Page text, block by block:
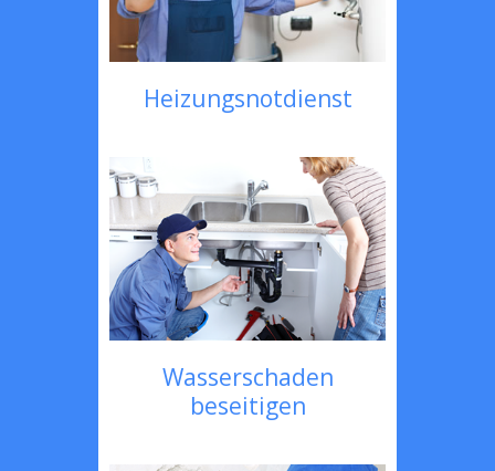
Heizungsnotdienst
Wasserschaden
beseitigen